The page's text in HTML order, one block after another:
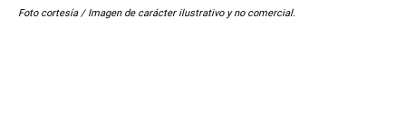
Foto cortesía / Imagen de carácter ilustrativo y no comercial.